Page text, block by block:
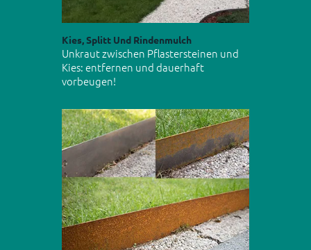
Kies, Splitt Und Rindenmulch
Unkraut zwischen Pflastersteinen und
Kies: entfernen und dauerhaft
vorbeugen!